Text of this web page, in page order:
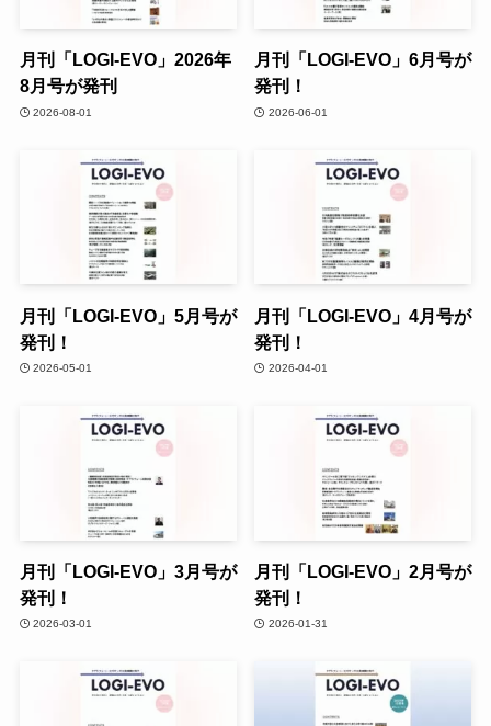
月刊「LOGI-EVO」2026年
8月号が発刊
2026-08-01
月刊「LOGI-EVO」6月号が
発刊！
2026-06-01
月刊「LOGI-EVO」5月号が
発刊！
2026-05-01
月刊「LOGI-EVO」4月号が
発刊！
2026-04-01
月刊「LOGI-EVO」3月号が
発刊！
2026-03-01
月刊「LOGI-EVO」2月号が
発刊！
2026-01-31